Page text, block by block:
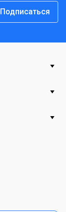
Подписаться